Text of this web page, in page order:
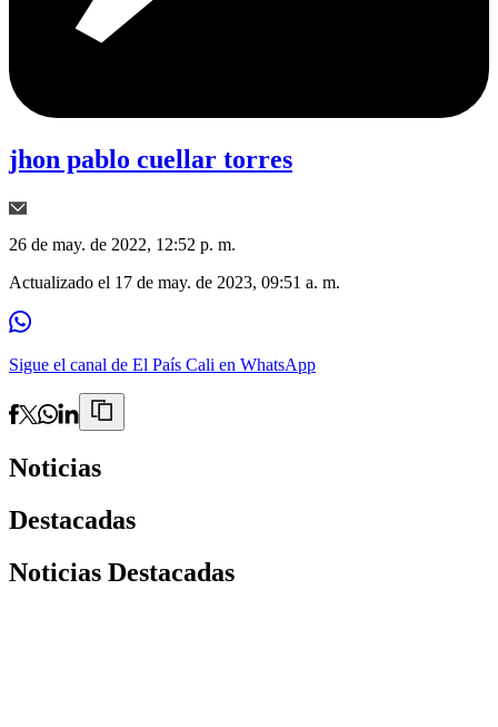
jhon pablo cuellar torres
26 de may. de 2022, 12:52 p. m.
Actualizado el 17 de may. de 2023, 09:51 a. m.
Sigue el canal de El País Cali en WhatsApp
Noticias
Destacadas
Noticias Destacadas